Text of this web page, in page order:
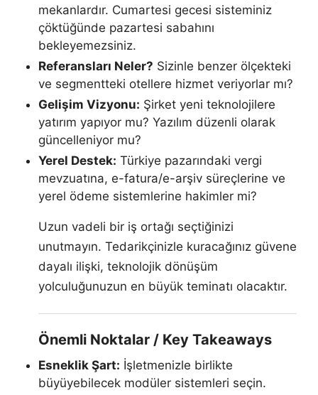
mekanlardır. Cumartesi gecesi sisteminiz
çöktüğünde pazartesi sabahını
bekleyemezsiniz.
Referansları Neler? Sizinle benzer ölçekteki
ve segmentteki otellere hizmet veriyorlar mı?
Gelişim Vizyonu: Şirket yeni teknolojilere
yatırım yapıyor mu? Yazılım düzenli olarak
güncelleniyor mu?
Yerel Destek: Türkiye pazarındaki vergi
mevzuatına, e-fatura/e-arşiv süreçlerine ve
yerel ödeme sistemlerine hakimler mi?
Uzun vadeli bir iş ortağı seçtiğinizi
unutmayın. Tedarikçinizle kuracağınız güvene
dayalı ilişki, teknolojik dönüşüm
yolculuğunuzun en büyük teminatı olacaktır.
Önemli Noktalar / Key Takeaways
Esneklik Şart: İşletmenizle birlikte
büyüyebilecek modüler sistemleri seçin.